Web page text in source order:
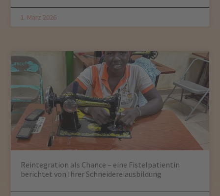
1. März 2026
Reintegration als Chance – eine Fistelpatientin
berichtet von Ihrer Schneidereiausbildung